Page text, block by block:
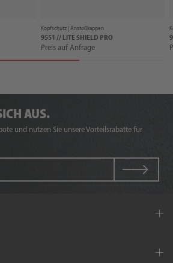
Kopfschutz |Anstoßkappen
9551 // LITE SHIELD PRO
Preis auf Anfrage
AUS.
und nutzen Sie unsere Vorteilsrabatte für